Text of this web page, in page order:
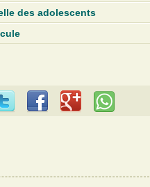
des adolescents